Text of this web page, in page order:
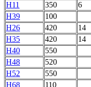
H11
350 6
H39
100
H26
420 14
H35
420 14
H40
550
H48
520
H52
550
H68
110